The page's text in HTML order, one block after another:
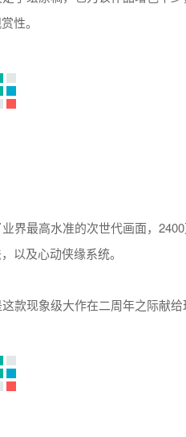
性。
界最高水准的次世代画面，
以及心动侠缘系统。
款现象级大作在二周年之际献